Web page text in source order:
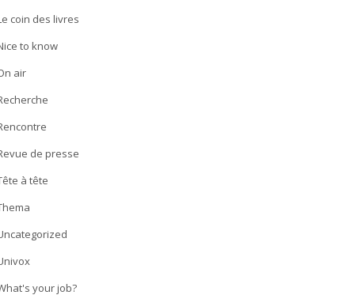
coin des livres
to know
air
de presse
à tête
your job?